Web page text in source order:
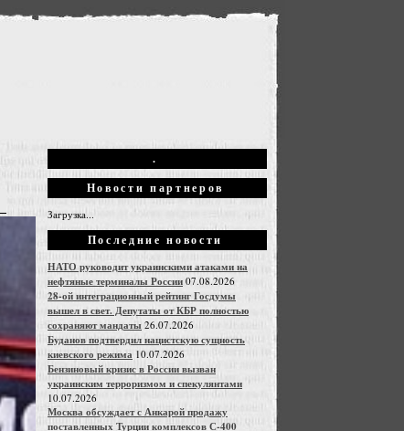
.
Новости партнеров
Загрузка...
Последние новости
НАТО руководит украинскими атаками на
нефтяные терминалы России 07.08.2026
28-ой интеграционный рейтинг Госдумы
вышел в свет. Депутаты от КБР полностью
сохраняют мандаты 26.07.2026
Буданов подтвердил нацистскую сущность
киевского режима 10.07.2026
Бензиновый кризис в России вызван
украинским терроризмом и спекулянтами
10.07.2026
Москва обсуждает с Анкарой продажу
поставленных Турции комплексов С-400